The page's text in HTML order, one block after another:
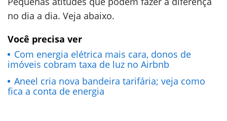
no dia a dia. Veja abaixo.
Você precisa ver
Com energia elétrica mais cara, donos de
imóveis cobram taxa de luz no Airbnb
Aneel cria nova bandeira tarifária; veja como
fica a conta de energia